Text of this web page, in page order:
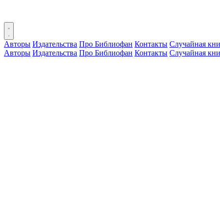
Авторы Издательства Про Библиофан Контакты Случайная
Авторы Издательства Про Библиофан Контакты Случайная